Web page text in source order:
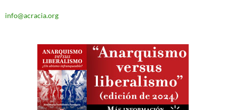
info@acracia.org